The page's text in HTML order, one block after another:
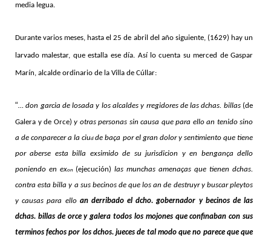
media legua.
Durante varios meses, hasta el 25 de abril del año siguiente, (1629) hay un
larvado malestar, que estalla ese día. Así lo cuenta su merced de Gaspar
Marín, alcalde ordinario de la Villa de Cúllar:
“… don garcia de losada y los alcaldes y rregidores de las dchas. billas (de
Galera y de Orce) y otras personas sin causa que para ello an tenido sino
a de conparecer a la ciudde baça por el gran dolor y sentimiento que tiene
por aberse esta billa exsimido de su jurisdicion y en bengança dello
poniendo en exon (ejecución) las munchas amenaças que tienen dchas.
contra esta billa y a sus becinos de que los an de destruyr y buscar pleytos
y causas para ello an derribado el dcho. gobernador y becinos de las
dchas. billas de orce y galera todos los mojones que confinaban con sus
terminos fechos por los dchos. jueces de tal modo que no parece que que